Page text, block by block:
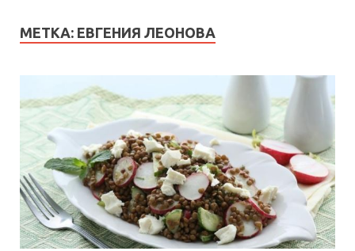
МЕТКА: ЕВГЕНИЯ ЛЕОНОВА